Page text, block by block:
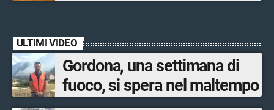
ULTIMI VIDEO
Gordona, una settimana di
fuoco, si spera nel maltempo